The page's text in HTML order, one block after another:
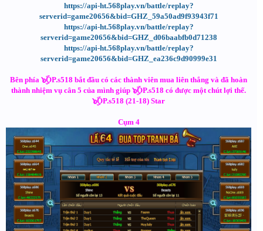
https://api-ht.568play.vn/battle/replay?
serverid=game20656&bid=GHZ_59a50ad9f93943f71
https://api-ht.568play.vn/battle/replay?
serverid=game20656&bid=GHZ_d06baabfb0d71238
https://api-ht.568play.vn/battle/replay?
serverid=game20656&bid=GHZ_ea236c9d90999e31
Bên phía ๖ۣۜOP.s518 bắt đầu có các thành viên mua liên thắng và đã hoàn
thành nhiệm vụ cân 5 của mình giúp ๖ۣۜOP.s518 có được một chút lợi thế.
๖ۣۜOP.s518 (21-18) Star
Cụm 4